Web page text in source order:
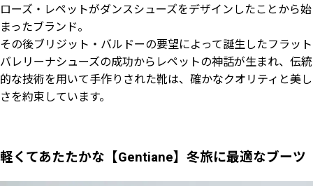
ローズ・レペットがダンスシューズをデザインしたことから始
まったブランド。
その後ブリジット・バルドーの要望によって誕生したフラット
バレリーナシューズの成功からレペットの神話が生まれ、伝統
的な技術を用いて手作りされた靴は、確かなクオリティと美し
さを約束しています。
軽くてあたたかな【Gentiane】冬旅に最適なブーツ